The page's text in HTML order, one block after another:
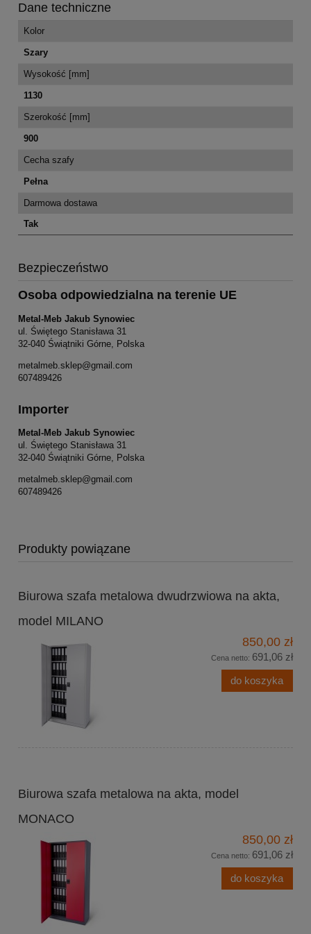
Dane techniczne
Kolor
Szary
Wysokość [mm]
1130
Szerokość [mm]
900
Cecha szafy
Pełna
Darmowa dostawa
Tak
Bezpieczeństwo
Osoba odpowiedzialna na terenie UE
Metal-Meb Jakub Synowiec
ul. Świętego Stanisława 31
32-040 Świątniki Górne, Polska
metalmeb.sklep@gmail.com
607489426
Importer
Metal-Meb Jakub Synowiec
ul. Świętego Stanisława 31
32-040 Świątniki Górne, Polska
metalmeb.sklep@gmail.com
607489426
Produkty powiązane
Biurowa szafa metalowa dwudrzwiowa na akta,
model MILANO
850,00 zł
Cena netto: 691,06 zł
do koszyka
Biurowa szafa metalowa na akta, model
MONACO
850,00 zł
Cena netto: 691,06 zł
do koszyka